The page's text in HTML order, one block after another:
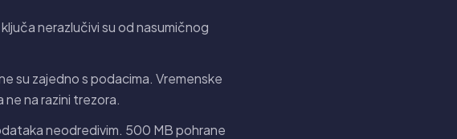
nerazlučivi su od nasumičnog
su zajedno s podacima. Vremenske
na razini trezora.
neodredivim. 500 MB pohrane